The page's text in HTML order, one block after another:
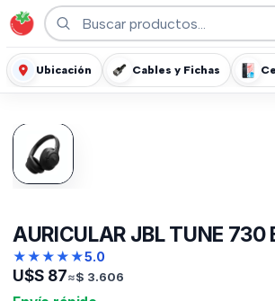
Ubicación Cables y Fichas
AURICULAR JBL TUNE 730
★★★★★5.0
U$S 87≈$ 3.606